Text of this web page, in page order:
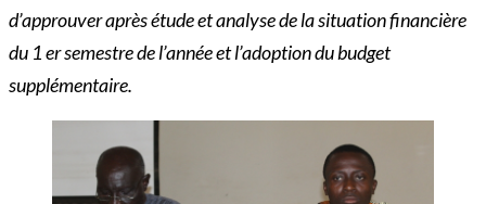
d’approuver après étude et analyse de la situation financière
du 1 er semestre de l’année et l’adoption du budget
supplémentaire.